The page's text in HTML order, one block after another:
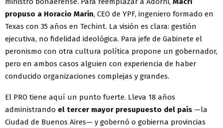
propuso a Horacio Marín, CEO de YPF, ingeniero formado en
Texas con 35 años en Techint. La visión es clara: gestión
ejecutiva, no fidelidad ideológica. Para jefe de Gabinete el
peronismo con otra cultura política propone un gobernador,
pero en ambos casos alguien con experiencia de haber
conducido organizaciones complejas y grandes.
El PRO tiene aquí un punto fuerte. Lleva 18 años
administrando el tercer mayor presupuesto del país —la
Ciudad de Buenos Aires— y gobernó o gobierna provincias